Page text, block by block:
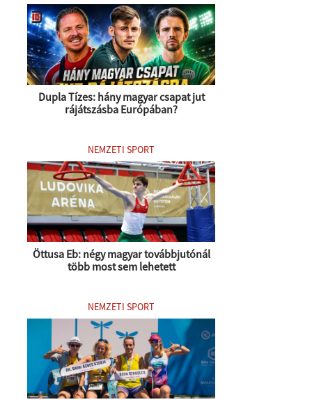
Dupla Tízes: hány magyar csapat jut
rájátszásba Európában?
NEMZETI SPORT
Öttusa Eb: négy magyar továbbjutónál
több most sem lehetett
NEMZETI SPORT